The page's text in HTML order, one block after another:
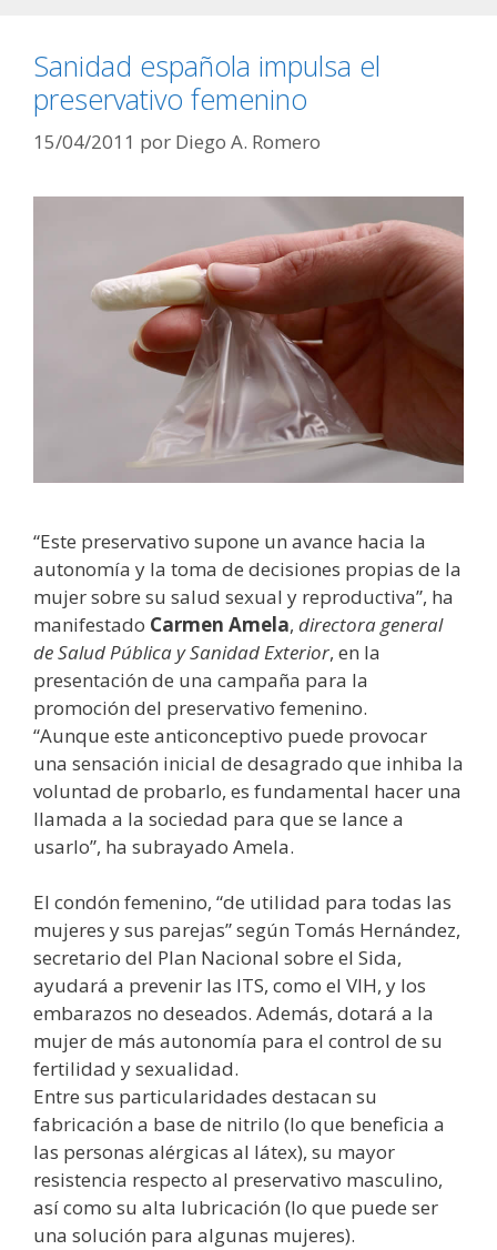
Sanidad española impulsa el
preservativo femenino
15/04/2011 por Diego A. Romero
“Este preservativo supone un avance hacia la
autonomía y la toma de decisiones propias de la
mujer sobre su salud sexual y reproductiva”, ha
manifestado Carmen Amela, directora general
de Salud Pública y Sanidad Exterior, en la
presentación de una campaña para la
promoción del preservativo femenino.
“Aunque este anticonceptivo puede provocar
una sensación inicial de desagrado que inhiba la
voluntad de probarlo, es fundamental hacer una
llamada a la sociedad para que se lance a
usarlo”, ha subrayado Amela.
El condón femenino, “de utilidad para todas las
mujeres y sus parejas” según Tomás Hernández,
secretario del Plan Nacional sobre el Sida,
ayudará a prevenir las ITS, como el VIH, y los
embarazos no deseados. Además, dotará a la
mujer de más autonomía para el control de su
fertilidad y sexualidad.
Entre sus particularidades destacan su
fabricación a base de nitrilo (lo que beneficia a
las personas alérgicas al látex), su mayor
resistencia respecto al preservativo masculino,
así como su alta lubricación (lo que puede ser
una solución para algunas mujeres).